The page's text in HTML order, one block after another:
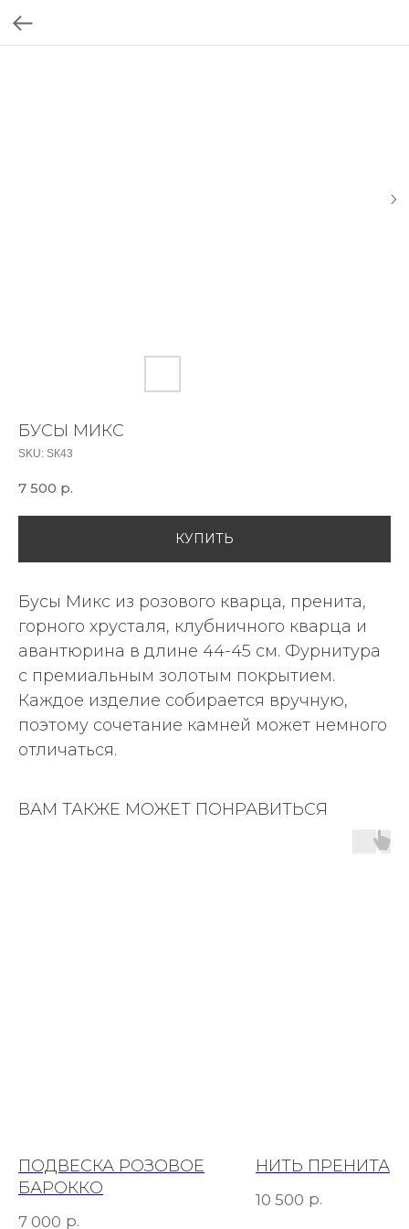
БУСЫ МИКС
SKU: SК43
7 500 р.
КУПИТЬ
Бусы Микс из розового кварца, пренита,
горного хрусталя, клубничного кварца и
авантюрина в длине 44-45 см. Фурнитура
с премиальным золотым покрытием.
Каждое изделие собирается вручную,
поэтому сочетание камней может немного
отличаться.
ВАМ ТАКЖЕ МОЖЕТ ПОНРАВИТЬСЯ
ПОДВЕСКА РОЗОВОЕ
БАРОККО
7 000 р.
НИТЬ ПРЕНИТА
10 500 р.